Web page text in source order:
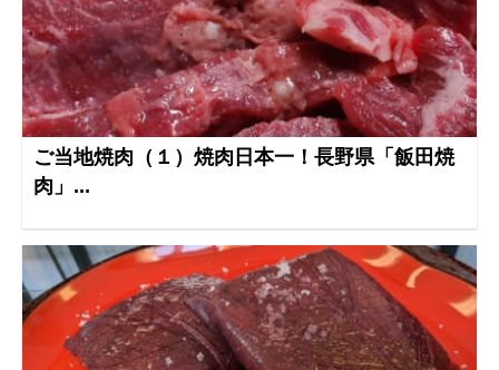
ご当地焼肉（１）焼肉日本一！長野県「飯田焼
肉」...